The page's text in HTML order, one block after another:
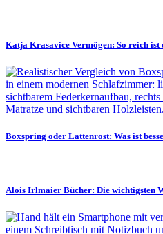
Katja Krasavice Vermögen: So reich
Boxspring oder Lattenrost: Was ist
Alois Irlmaier Bücher: Die wichtigsten